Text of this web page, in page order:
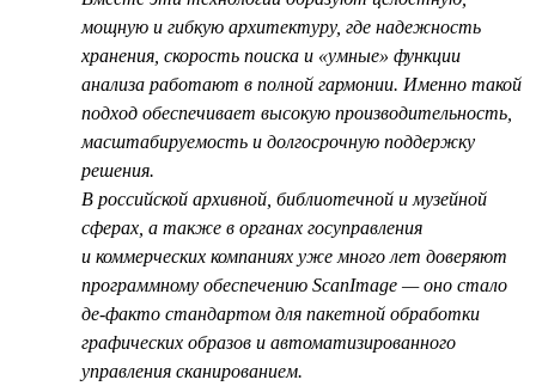
мощную и гибкую архитектуру, где надежность
хранения, скорость поиска и «умные» функции
анализа работают в полной гармонии. Именно такой
подход обеспечивает высокую производительность,
масштабируемость и долгосрочную поддержку
решения.
В российской архивной, библиотечной и музейной
сферах, а также в органах госуправления
и коммерческих компаниях уже много лет доверяют
программному обеспечению ScanImage — оно стало
де-факто стандартом для пакетной обработки
графических образов и автоматизированного
управления сканированием.